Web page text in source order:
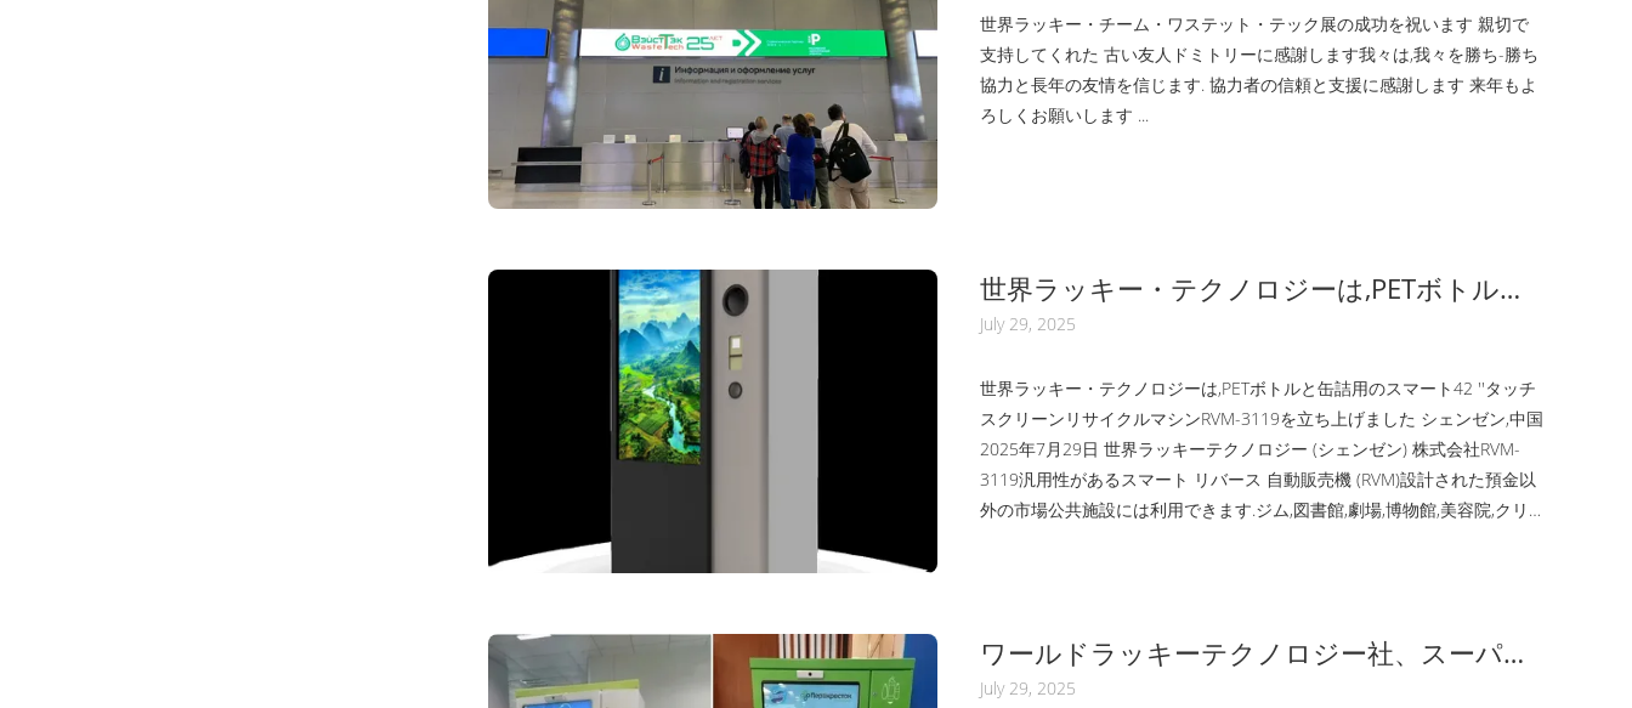
世界ラッキー・チーム・ワステット・テック展の成功を祝います 親切で
支持してくれた 古い友人ドミトリーに感謝します我々は,我々を勝ち-勝ち
協力と長年の友情を信じます. 協力者の信頼と支援に感謝します 来年もよ
ろしくお願いします ...
世界ラッキー・テクノロジーは,PETボトルと
缶詰用のスマート42 ′′タッチスクリーンリサ
July 29, 2025
世界ラッキー・テクノロジーは,PETボトルと缶詰用のスマート42 ′′タッチ
スクリーンリサイクルマシンRVM-3119を立ち上げました シェンゼン,中国
2025年7月29日 世界ラッキーテクノロジー (シェンゼン) 株式会社RVM-
3119汎用性があるスマート リバース 自動販売機 (RVM)設計された預金以
外の市場公共施設には利用できます.ジム,図書館,劇場,博物館,美容院,クリ
ワールドラッキーテクノロジー社、スーパー
マーケット向け46インチタッチスクリーンガ
July 29, 2025